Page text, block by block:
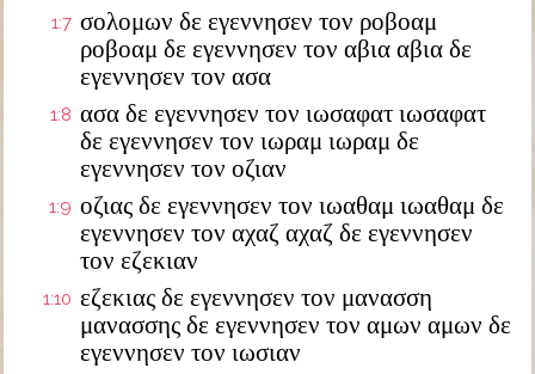
1:7 σολομων δε εγεννησεν τον ροβοαμ
ροβοαμ δε εγεννησεν τον αβια αβια δε
εγεννησεν τον ασα
1:8 ασα δε εγεννησεν τον ιωσαφατ ιωσαφατ
δε εγεννησεν τον ιωραμ ιωραμ δε
εγεννησεν τον οζιαν
1:9 οζιας δε εγεννησεν τον ιωαθαμ ιωαθαμ δε
εγεννησεν τον αχαζ αχαζ δε εγεννησεν
τον εζεκιαν
1:10 εζεκιας δε εγεννησεν τον μανασση
μανασσης δε εγεννησεν τον αμων αμων δε
εγεννησεν τον ιωσιαν